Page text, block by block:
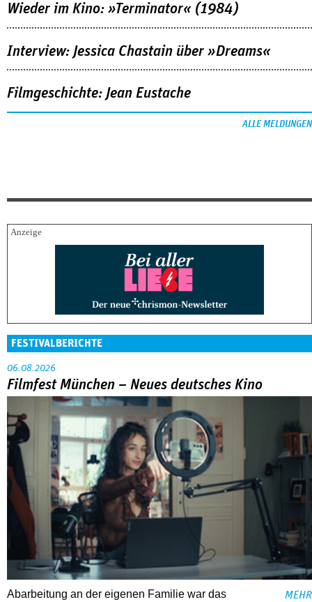
Wieder im Kino: »Terminator« (1984)
Interview: Jessica Chastain über »Dreams«
Filmgeschichte: Jean Eustache
ALLE MELDUNGEN
FESTIVALBERICHTE
06.08.2026
Filmfest München – Neues deutsches Kino
Abarbeitung an der eigenen Familie war das
MEHR